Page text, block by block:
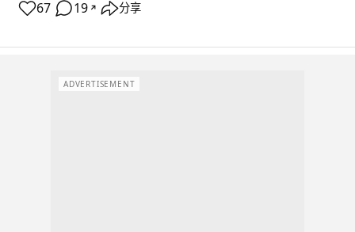
67 19 ↗ 分享
ADVERTISEMENT